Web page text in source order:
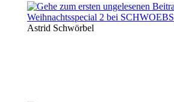
Weihnachtsspecial 2 bei SCHWOEBS
Astrid Schwörbel